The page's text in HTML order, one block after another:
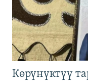
Көрүнүктүү